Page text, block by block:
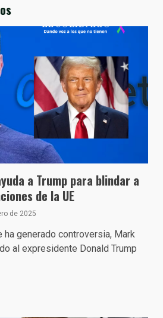
a Trump para blindar a
de la UE
de 2025
ha generado controversia, Mark
al expresidente Donald Trump